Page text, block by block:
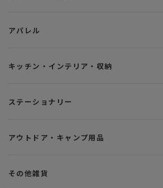
アパレル
キッチン・インテリア・収納
ステーショナリー
アウトドア・キャンプ用品
その他雑貨